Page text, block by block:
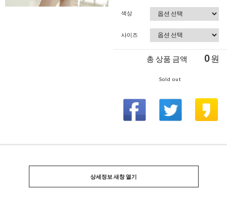
색상
사이즈
총 상품 금액 0원
Sold out
상세정보 새창 열기